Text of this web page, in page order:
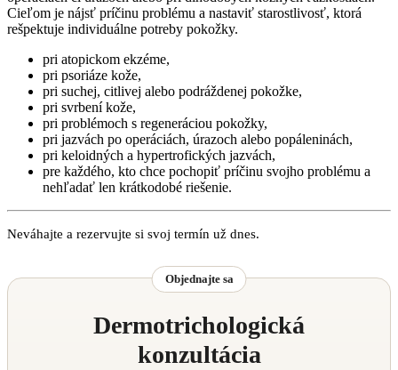
Cieľom je nájsť príčinu problému a nastaviť starostlivosť, ktorá
rešpektuje individuálne potreby pokožky.
pri atopickom ekzéme,
pri psoriáze kože,
pri suchej, citlivej alebo podráždenej pokožke,
pri svrbení kože,
pri problémoch s regeneráciou pokožky,
pri jazvách po operáciách, úrazoch alebo popáleninách,
pri keloidných a hypertrofických jazvách,
pre každého, kto chce pochopiť príčinu svojho problému a
nehľadať len krátkodobé riešenie.
Neváhajte a rezervujte si svoj termín už dnes.
Objednajte sa
Dermotrichologická
konzultácia